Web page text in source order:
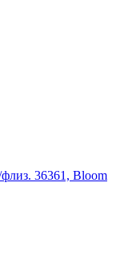
36361, Bloom